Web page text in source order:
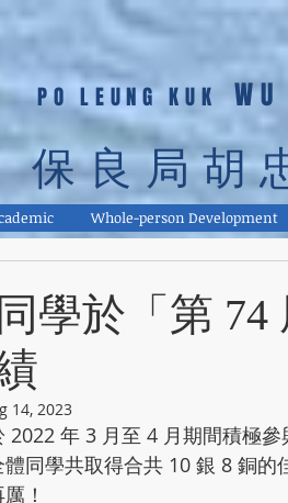
PO LEUNG KUK
保良局胡
Whole-person Development
學於「第
14, 2023
2022 年 3 月至 4 月期間積極
同學共取得合共 10 銀 8 銅
！